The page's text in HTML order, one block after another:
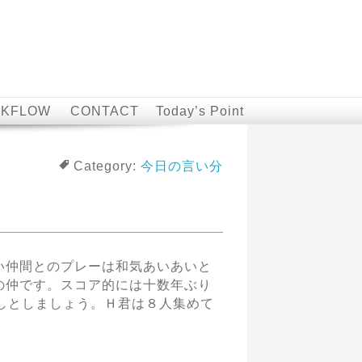
CONTACT Today’s Point
Category: 今日の言い分
間とのプレーは和気あいあいと
です。スコア的には十数年ぶり
しましょう。Ｈ君は８人集めて